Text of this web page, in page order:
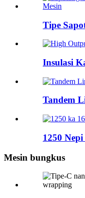
Tipe
Insulasi
Tandem
1250
Mesin bungkus